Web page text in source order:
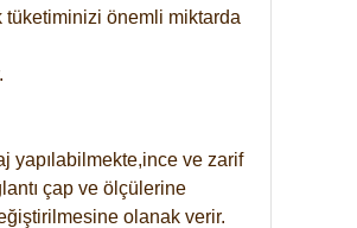
tüketiminizi önemli miktarda
yapılabilmekte,ince ve zarif
çap ve ölçülerine
olanak verir.